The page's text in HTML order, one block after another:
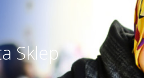
Sklep